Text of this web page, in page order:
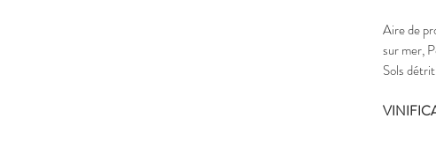
Aire de
sur mer,
Sols